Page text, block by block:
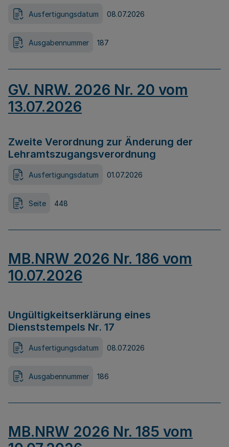
Ausfertigungsdatum 08.07.2026
Ausgabennummer 187
GV. NRW. 2026 Nr. 20 vom
13.07.2026
Zweite Verordnung zur Änderung der
Lehramtszugangsverordnung
Ausfertigungsdatum 01.07.2026
Seite 448
MB.NRW 2026 Nr. 186 vom
10.07.2026
Ungültigkeitserklärung eines
Dienststempels Nr. 17
Ausfertigungsdatum 08.07.2026
Ausgabennummer 186
MB.NRW 2026 Nr. 185 vom